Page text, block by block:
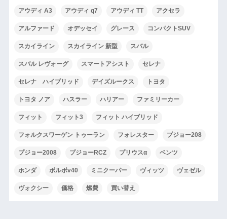
アウディ A3 アウディ q7 アウディ TT アクセラ
アルファード オデッセイ グレース コンパクトSUV
スカイライン スカイライン 新型 スバル
スバル レヴォーグ スマートアシスト セレナ
セレナ ハイブリッド デイズルークス トヨタ
トヨタ ノア ハスラー ハリアー ファミリーカー
フィット フィット3 フィット ハイブリッド
フォルクスワーゲン トゥーラン フォレスター プジョー208
プジョー2008 プジョーRCZ プリウスα ベンツ
ホンダ ボルボv40 ミニクーパー ヴィッツ ヴェゼル
ヴォクシー 価格 燃費 買い替え